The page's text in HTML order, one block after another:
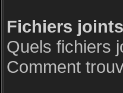
Fichiers joints
Quels fichiers
Comment